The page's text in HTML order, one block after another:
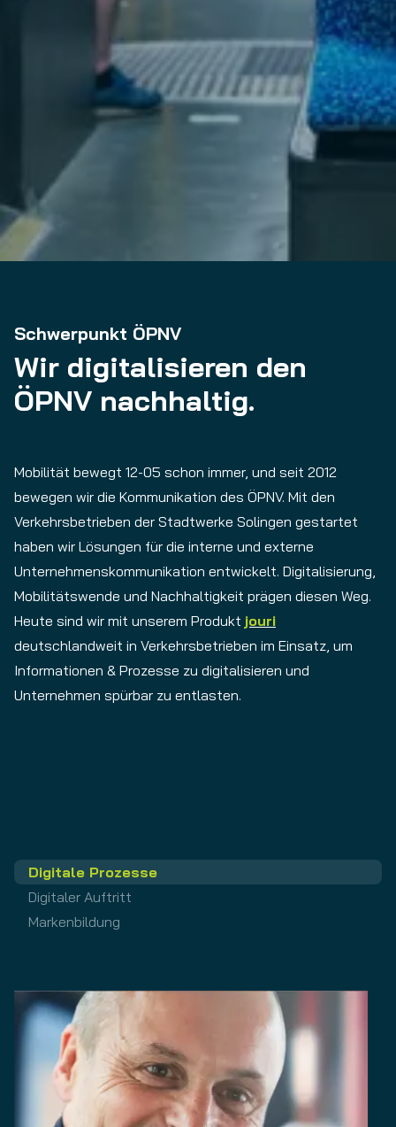
Schwerpunkt ÖPNV
Wir digitalisieren den
ÖPNV nachhaltig.
Mobilität bewegt 12-05 schon immer, und seit 2012
bewegen wir die Kommunikation des ÖPNV. Mit den
Verkehrsbetrieben der Stadtwerke Solingen gestartet
haben wir Lösungen für die interne und externe
Unternehmenskommunikation entwickelt. Digitalisierung,
Mobilitätswende und Nachhaltigkeit prägen diesen Weg.
Heute sind wir mit unserem Produkt jouri
deutschlandweit in Verkehrsbetrieben im Einsatz, um
Informationen & Prozesse zu digitalisieren und
Unternehmen spürbar zu entlasten.
Digitale Prozesse
Digitaler Auftritt
Markenbildung